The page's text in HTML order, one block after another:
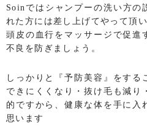
Soinではシャンプーの洗い方の
れた方には差し上げてやって頂い
頭皮の血行をマッサージで促進
不良を防ぎましょう。
しっかりと『予防美容』をする
できにくくなり・抜け毛も減り
的ですから、健康な体を手に入
思います